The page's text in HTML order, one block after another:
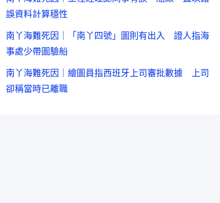
誤資料計算穩性
南丫海難死因｜「南丫四號」圖則有出入 證人指海
事處少帶圖驗船
南丫海難死因｜繪圖員指西班牙上司審批數據 上司
卻稱當時已離職